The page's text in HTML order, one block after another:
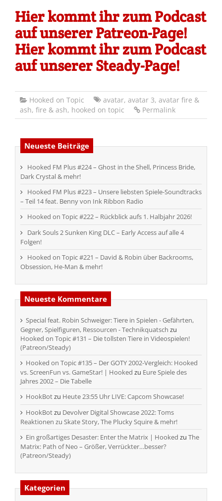
Hier kommt ihr zum Podcast
auf unserer Patreon-Page!
Hier kommt ihr zum Podcast
auf unserer Steady-Page!
Hooked on Topic avatar, avatar 3, avatar fire &
ash, fire & ash, hooked on topic Permalink
Neueste Beiträge
Hooked FM Plus #224 – Ghost in the Shell, Princess Bride,
Dark Crystal & mehr!
Hooked FM Plus #223 – Unsere liebsten Spiele-Soundtracks
– Teil 14 feat. Benny von Ink Ribbon Radio
Hooked on Topic #222 – Rückblick aufs 1. Halbjahr 2026!
Dark Souls 2 Sunken King DLC – Early Access auf alle 4
Folgen!
Hooked on Topic #221 – David & Robin über Backrooms,
Obsession, He-Man & mehr!
Neueste Kommentare
Special feat. Robin Schweiger: Tiere in Spielen - Gefährten,
Gegner, Spielfiguren, Ressourcen - Technikquatsch zu
Hooked on Topic #131 – Die tollsten Tiere in Videospielen!
(Patreon/Steady)
Hooked on Topic #135 – Der GOTY 2002-Vergleich: Hooked
vs. ScreenFun vs. GameStar! | Hooked zu Eure Spiele des
Jahres 2002 – Die Tabelle
HookBotzu Heute 23:55 Uhr LIVE: Capcom Showcase!
HookBotzu Devolver Digital Showcase 2022: Toms
Reaktionen zu Skate Story, The Plucky Squire & mehr!
Ein großartiges Desaster: Enter the Matrix | Hooked zu The
Matrix: Path of Neo – Größer, Verrückter…besser?
(Patreon/Steady)
Kategorien